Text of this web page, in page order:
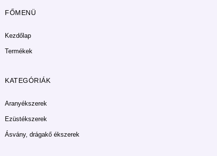
FŐMENÜ
Kezdőlap
Termékek
KATEGÓRIÁK
Aranyékszerek
Ezüstékszerek
Ásvány, drágakő ékszerek